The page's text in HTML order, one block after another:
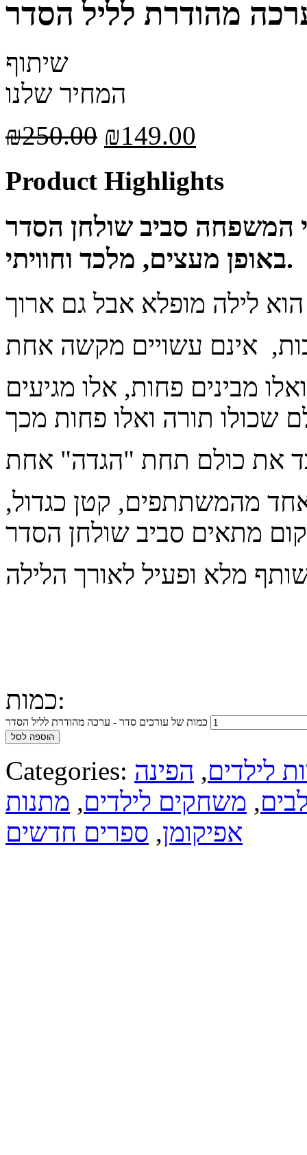
מהודרת לליל הסדר
שיתוף
המחיר שלנו
₪250.00 ₪149.00
Product Highlights
המשפחה סביב שולחן הסדר
באופן מעצים, מלכד וחוויתי.
מבינים פחות, אלו מגיעים
מהמשתתפים, קטן כגדול,
כמות:
כמות של עורכים סדר - ערכה מהודרת לליל הסדר
הוספה לסל
Categories: לילדים, הפינה
, משחקים לילדים, מתנות
אפיקומן, ספרים חדשים